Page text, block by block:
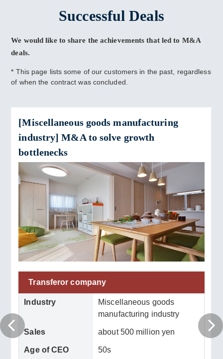
Successful Deals
We would like to share the achievements that led to M&A
deals.
* This page lists some of our customers in the past, regardless
of when the contract was concluded.
[Miscellaneous goods manufacturing
industry] M&A to solve growth
bottlenecks
Transferor company
Industry
Miscellaneous goods
manufacturing industry
Sales about 500 million yen
Age of CEO 50s